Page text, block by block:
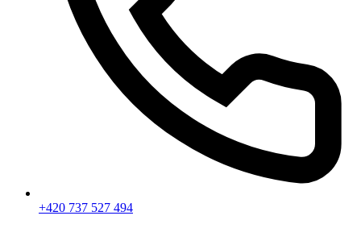
+420 737 527 494